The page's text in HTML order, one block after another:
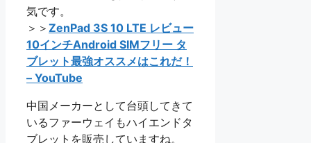
気です。
＞＞ ZenPad 3S 10 LTE レビュー
10インチAndroid SIMフリー タ
ブレット最強オススメはこれだ！
– YouTube
中国メーカーとして台頭してきて
いるファーウェイもハイエンドタ
ブレットを販売していますね。